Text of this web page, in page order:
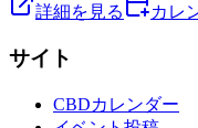
詳細を見る カレ
サイト
CBDカレンダー